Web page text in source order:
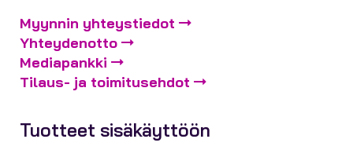
Myynnin yhteystiedot
Yhteydenotto
Mediapankki
Tilaus- ja toimitusehdot
Tuotteet sisäkäyttöön